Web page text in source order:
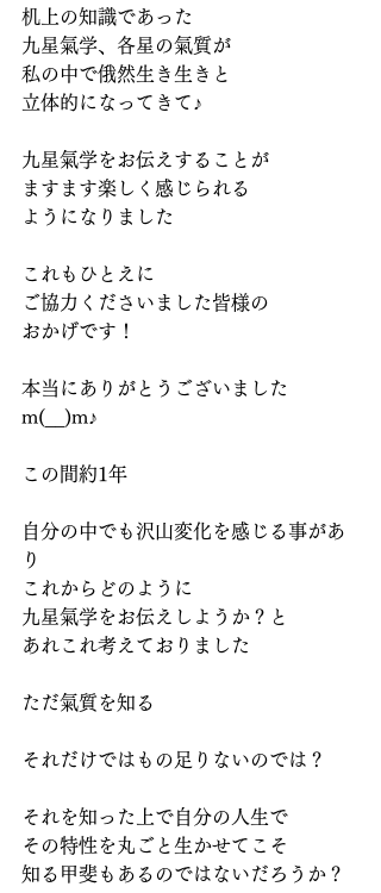
机上の知識であった
九星氣学、各星の氣質が
私の中で俄然生き生きと
立体的になってきて♪
九星氣学をお伝えすることが
ますます楽しく感じられる
ようになりました
これもひとえに
ご協力くださいました皆様の
おかげです！
本当にありがとうございました
m(__)m♪
この間約1年
自分の中でも沢山変化を感じる事があ
り
これからどのように
九星氣学をお伝えしようか？と
あれこれ考えておりました
ただ氣質を知る
それだけではもの足りないのでは？
それを知った上で自分の人生で
その特性を丸ごと生かせてこそ
知る甲斐もあるのではないだろうか？